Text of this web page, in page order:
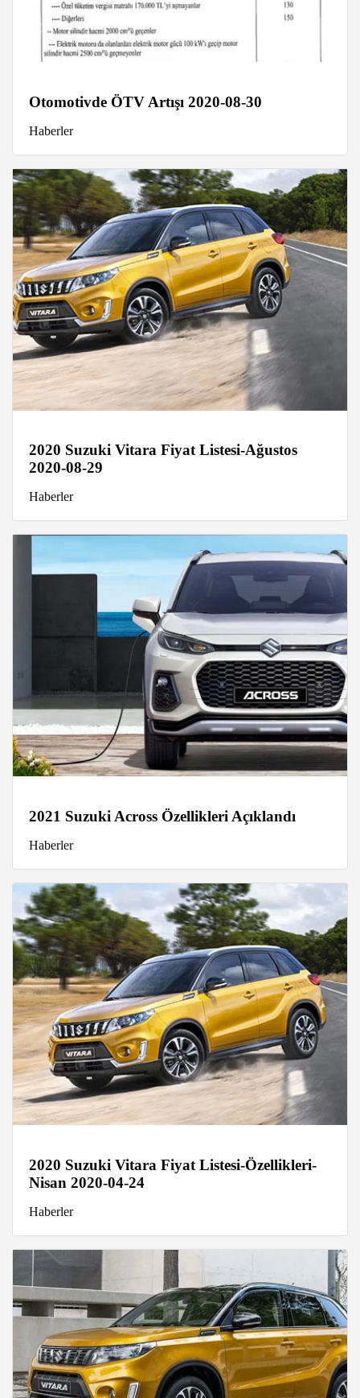
Otomotivde ÖTV Artışı 2020-08-30
Haberler
2020 Suzuki Vitara Fiyat Listesi-Ağustos
2020-08-29
Haberler
2021 Suzuki Across Özellikleri Açıklandı
Haberler
2020 Suzuki Vitara Fiyat Listesi-Özellikleri-
Nisan 2020-04-24
Haberler